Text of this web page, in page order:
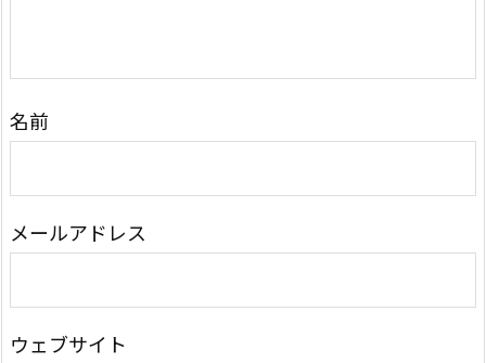
名前
メールアドレス
ウェブサイト